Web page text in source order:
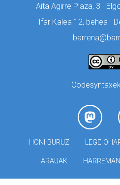
Aita Agirre Plaza, 3 ·
Ifar Kalea 12, behea ·
HONI BURUZ LEGE
ARAUAK